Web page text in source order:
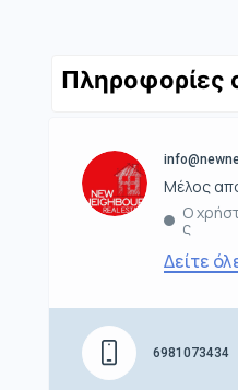
Πληροφορίες
Μέλος
Ο
ς
Δείτε
6981073434